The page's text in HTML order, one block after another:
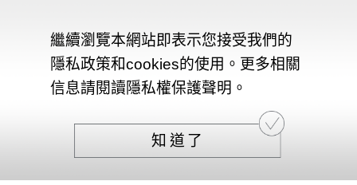
繼續瀏覽本網站即表示您接受我們的
隱私政策和cookies的使用。更多相關
信息請閱讀隱私權保護聲明。
知道了